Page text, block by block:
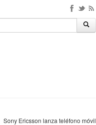
Sony Ericsson lanza teléfono móvil